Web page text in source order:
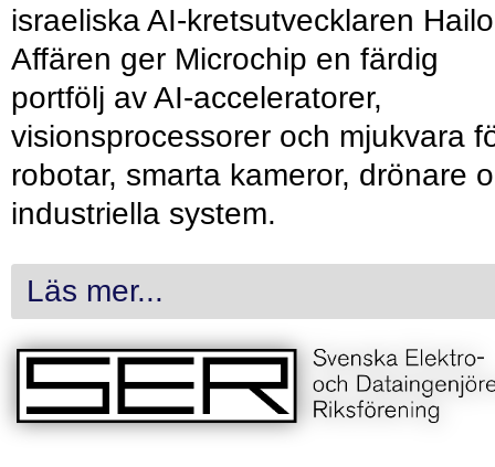
israeliska AI-kretsutvecklaren
Affären ger Microchip en färdig
portfölj av AI-acceleratorer,
visionsprocessorer och mjukvara
robotar, smarta kameror, drönare
industriella system.
Läs mer...